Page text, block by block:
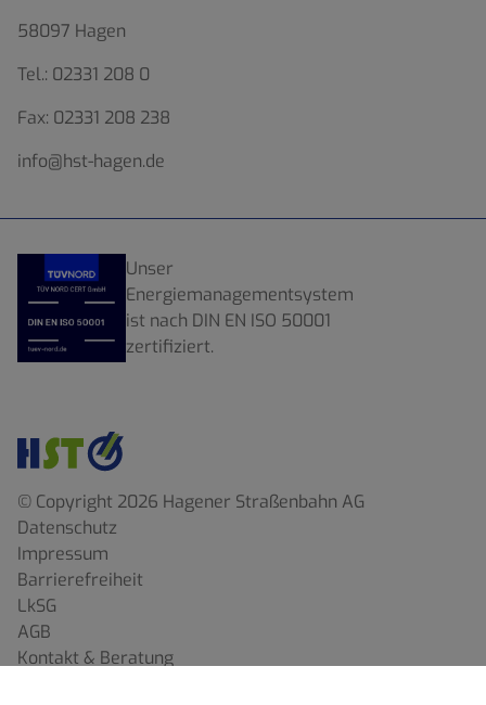
58097 Hagen
Tel.: 02331 208 0
Fax: 02331 208 238
info@hst-hagen.de
Unser
Energiemanagementsystem
ist nach DIN EN ISO 50001
zertifiziert.
© Copyright 2026 Hagener Straßenbahn AG
Datenschutz
Impressum
Barrierefreiheit
LkSG
AGB
Kontakt & Beratung